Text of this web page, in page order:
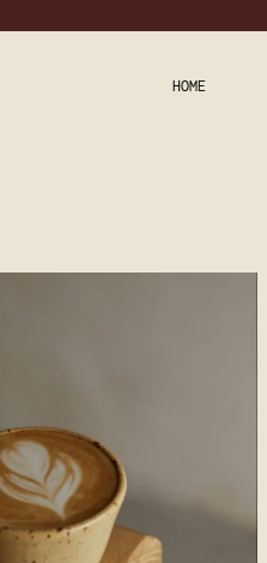
HOME